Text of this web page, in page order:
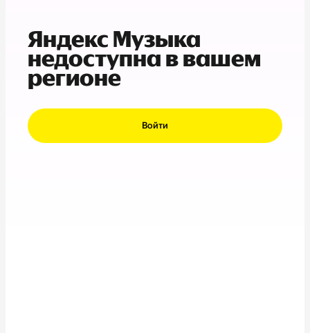
Яндекс Музыка
недоступна в вашем
регионе
Войти